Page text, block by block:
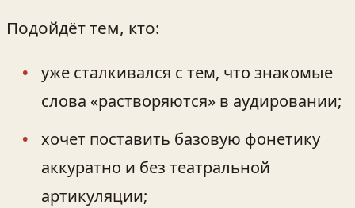
Подойдёт тем, кто:
уже сталкивался с тем, что знакомые
слова «растворяются» в аудировании;
хочет поставить базовую фонетику
аккуратно и без театральной
артикуляции;